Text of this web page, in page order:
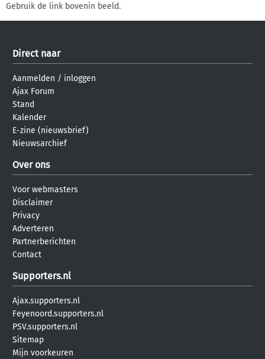
Gebruik de link bovenin beeld.
Direct naar
Aanmelden / inloggen
Ajax Forum
Stand
Kalender
E-zine (nieuwsbrief)
Nieuwsarchief
Over ons
Voor webmasters
Disclaimer
Privacy
Adverteren
Partnerberichten
Contact
Supporters.nl
Ajax.supporters.nl
Feyenoord.supporters.nl
PSV.supporters.nl
Sitemap
Mijn voorkeuren